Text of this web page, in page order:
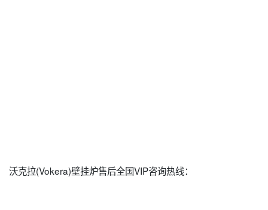
沃克拉(Vokera)壁挂炉售后全国VIP咨询热线：